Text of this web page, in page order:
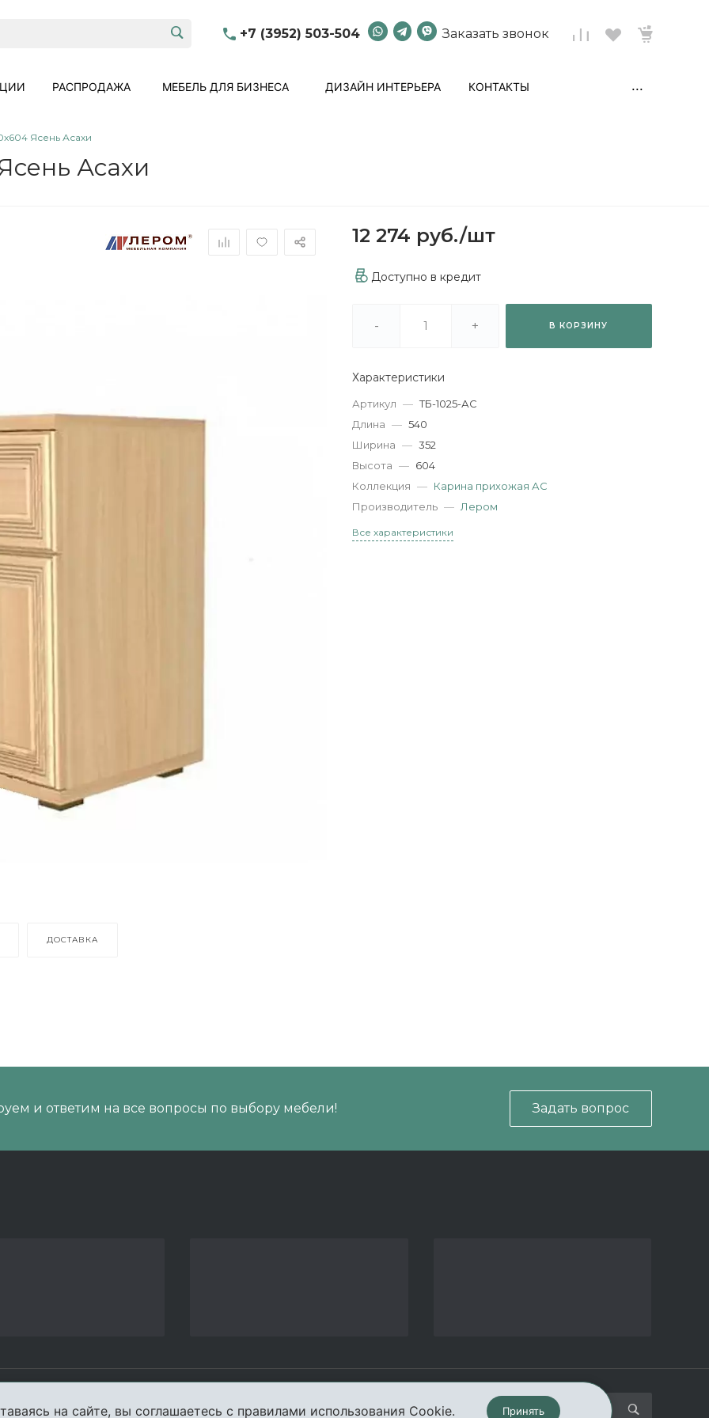
+7 (3952) 503-504 Заказать звонок
РАСПРОДАЖА МЕБЕЛЬ ДЛЯ БИЗНЕСА ДИЗАЙН ИНТЕРЬЕРА КОНТАКТЫ ...
Ясень Асахи
Асахи
12 274 руб./шт
Доступно в кредит
- + В КОРЗИНУ
Характеристики
Артикул — ТБ-1025-АС
Длина — 540
Ширина — 352
Высота — 604
Коллекция — Карина прихожая АС
Производитель — Лером
Все характеристики
ДОСТАВКА
и ответим на все вопросы по выбору мебели! Задать вопрос
на сайте, вы соглашаетесь с правилами использования Cookie. Принять